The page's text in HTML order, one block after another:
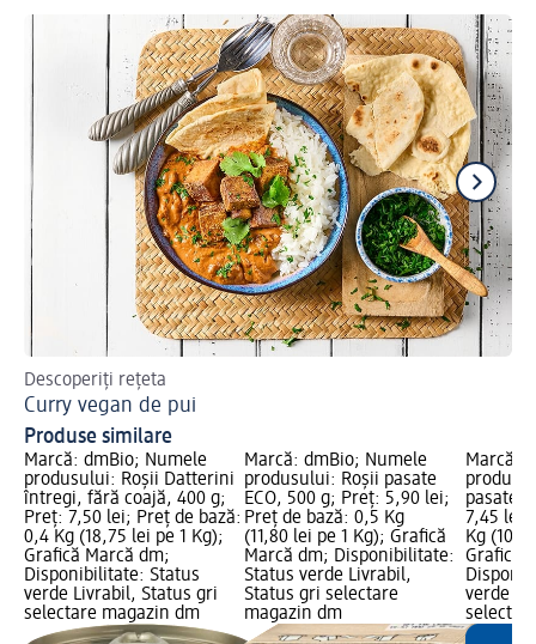
Descoperiți rețeta
Curry vegan de pui
Produse similare
Marcă: dmBio; Numele
produsului: Roșii Datterini
întregi, fără coajă, 400 g;
Preț: 7,50 lei; Preț de bază:
0,4 Kg (18,75 lei pe 1 Kg);
Grafică Marcă dm;
Disponibilitate: Status
verde Livrabil, Status gri
selectare magazin dm
Marcă: dmBio; Numele
produsului: Roșii pasate
ECO, 500 g; Preț: 5,90 lei;
Preț de bază: 0,5 Kg
(11,80 lei pe 1 Kg); Grafică
Marcă dm; Disponibilitate:
Status verde Livrabil,
Status gri selectare
magazin dm
Marcă:
pasate,
7,45 lei;
Kg
Grafică
verde